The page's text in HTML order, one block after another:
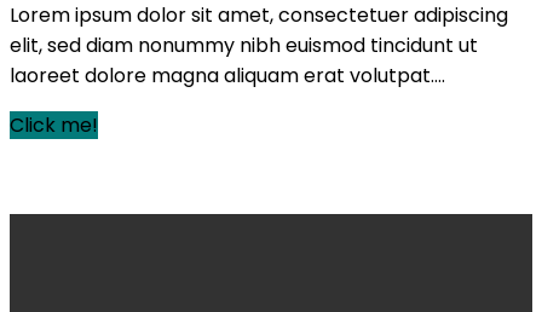
Lorem ipsum dolor sit amet, consectetuer adipiscing
elit, sed diam nonummy nibh euismod tincidunt ut
laoreet dolore magna aliquam erat volutpat….
Click me!